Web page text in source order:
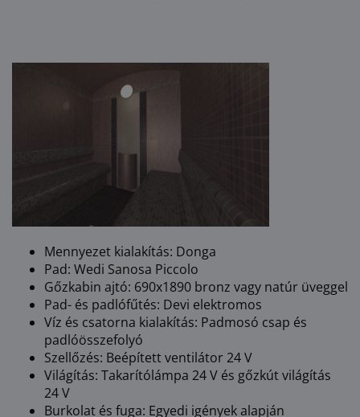
Mennyezet kialakítás: Donga
Pad: Wedi Sanosa Piccolo
Gőzkabin ajtó: 690x1890 bronz vagy natúr üveggel
Pad- és padlófűtés: Devi elektromos
Víz és csatorna kialakítás: Padmosó csap és
padlóösszefolyó
Szellőzés: Beépített ventilátor 24 V
Világítás: Takarítólámpa 24 V és gőzkút világítás
24 V
Burkolat és fuga: Egyedi igények alapján